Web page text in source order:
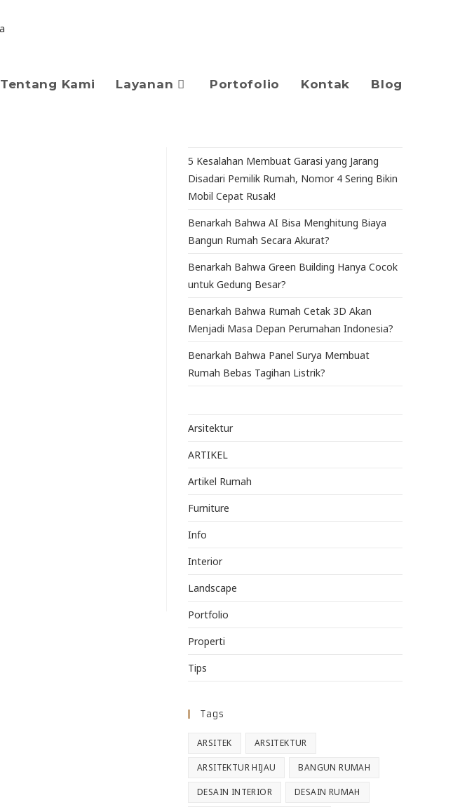
Tentang Kami Layanan Portofolio Kontak Blog
5 Kesalahan Membuat Garasi yang Jarang
Disadari Pemilik Rumah, Nomor 4 Sering Bikin
Mobil Cepat Rusak!
Benarkah Bahwa AI Bisa Menghitung Biaya
Bangun Rumah Secara Akurat?
Benarkah Bahwa Green Building Hanya Cocok
untuk Gedung Besar?
Benarkah Bahwa Rumah Cetak 3D Akan
Menjadi Masa Depan Perumahan Indonesia?
Benarkah Bahwa Panel Surya Membuat
Rumah Bebas Tagihan Listrik?
Arsitektur
ARTIKEL
Artikel Rumah
Furniture
Info
Interior
Landscape
Portfolio
Properti
Tips
Tags
ARSITEK ARSITEKTUR
ARSITEKTUR HIJAU BANGUN RUMAH
DESAIN INTERIOR DESAIN RUMAH